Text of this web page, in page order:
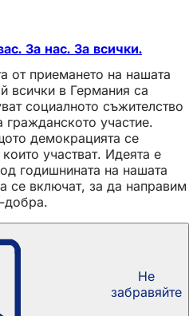
За нас. За всички.
от приемането на нашата
всички в Германия са
социалното съжителство
гражданското участие.
демокрацията се
участват. Идеята е
годишнината на нашата
се включат, за да направим
добра.
Не
забравяйте